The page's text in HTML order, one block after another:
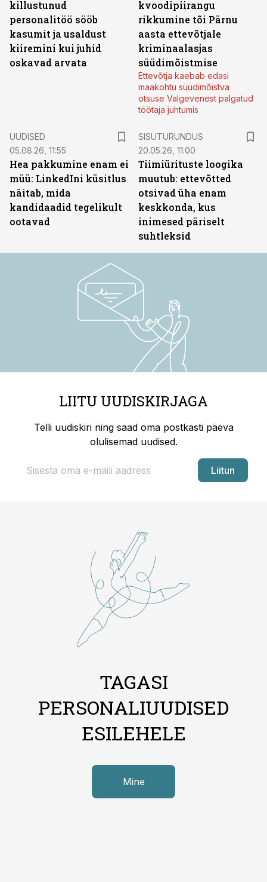
killustunud
personalitöö sööb
kasumit ja usaldust
kiiremini kui juhid
oskavad arvata
kvoodipiirangu
rikkumine tõi Pärnu
aasta ettevõtjale
kriminaalasjas
süüdimõistmise
Ettevõtja kaebab edasi
maakohtu süüdimõistva
otsuse Valgevenest palgatud
töötaja juhtumis
UUDISED
05.08.26, 11:55
Hea pakkumine enam ei
müü: LinkedIni küsitlus
näitab, mida
kandidaadid tegelikult
ootavad
SISUTURUNDUS
20.05.26, 11:00
Tiimiürituste loogika
muutub: ettevõtted
otsivad üha enam
keskkonda, kus
inimesed päriselt
suhtleksid
LIITU UUDISKIRJAGA
Telli uudiskiri ning saad oma postkasti päeva
olulisemad uudised.
Liitun
TAGASI
PERSONALIUUDISED
ESILEHELE
Mine